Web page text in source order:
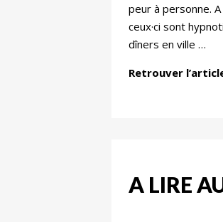
peur à personne.
ceux·ci sont
dîners en ville …
Retrouver
A LIRE